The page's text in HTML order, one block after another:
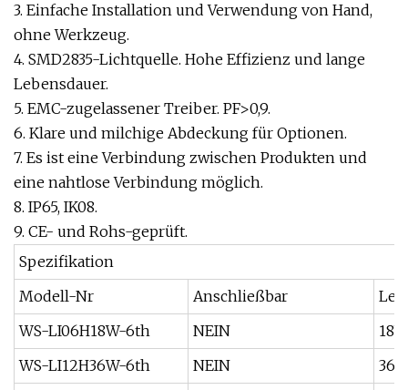
3. Einfache Installation und Verwendung von Hand,
ohne Werkzeug.
4. SMD2835-Lichtquelle. Hohe Effizienz und lange
Lebensdauer.
5. EMC-zugelassener Treiber. PF>0,9.
6. Klare und milchige Abdeckung für Optionen.
7. Es ist eine Verbindung zwischen Produkten und
eine nahtlose Verbindung möglich.
8. IP65, IK08.
9. CE- und Rohs-geprüft.
Spezifikation
Modell-Nr
Anschließbar
WS-LI06H18W-6th
NEIN
18W
WS-LI12H36W-6th
NEIN